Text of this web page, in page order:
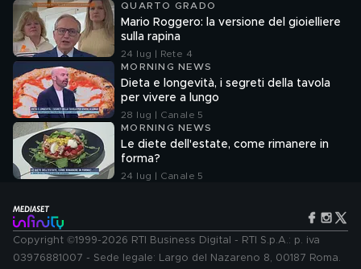
QUARTO GRADO
Mario Roggero: la versione del gioielliere
sulla rapina
24 lug | Rete 4
MORNING NEWS
Dieta e longevità, i segreti della tavola
per vivere a lungo
28 lug | Canale 5
MORNING NEWS
Le diete dell'estate, come rimanere in
forma?
24 lug | Canale 5
Copyright ©1999-2026 RTI Business Digital - RTI S.p.A.: p. iva
03976881007 - Sede legale: Largo del Nazareno 8, 00187 Roma.